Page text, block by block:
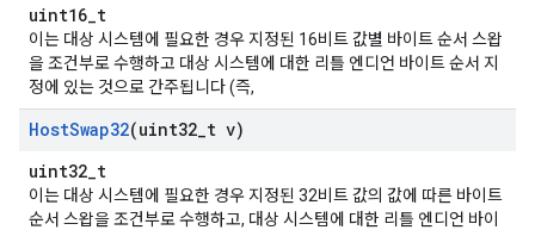
uint16_t
이는 대상 시스템에 필요한 경우 지정된 16비트 값별 바이트 순서 스왑
을 조건부로 수행하고 대상 시스템에 대한 리틀 엔디언 바이트 순서 지
정에 있는 것으로 간주됩니다 (즉,
HostSwap32(uint32 t v)
uint32_t
이는 대상 시스템에 필요한 경우 지정된 32비트 값의 값에 따른 바이트
순서 스왑을 조건부로 수행하고, 대상 시스템에 대한 리틀 엔디언 바이